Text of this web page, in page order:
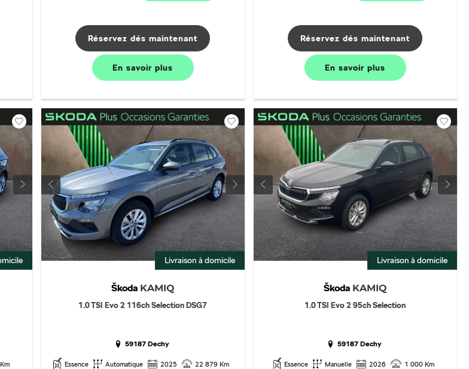
Réservez dés maintenant
En savoirplus
Réservez dés maintenant
En savoirplus
Livraison à domicile
Škoda KAMIQ
1.0 TSI Evo 2 116ch Selection DSG7
59187 Dechy
Essence Automatique 2025 22 879 Km
Livraison à domicile
Škoda KAMIQ
1.0 TSI Evo 2 95ch Selection
59187 Dechy
Essence Manuelle 2026 1 000 Km